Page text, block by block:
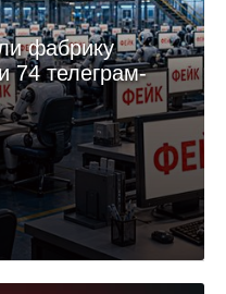
фабрику
74 телеграм-